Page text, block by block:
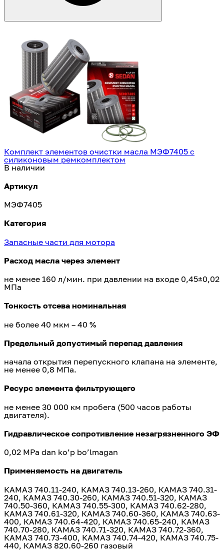
Комплект элементов очистки масла МЭФ7405 с
силиконовым ремкомплектом
В наличии
Артикул
МЭФ7405
Категория
Запасные части для мотора
Расход масла через элемент
не менее 160 л/мин. при давлении на входе 0,45±0,02
МПа
Тонкость отсева номинальная
не более 40 мкм – 40 %
Предельный допустимый перепад давления
начала открытия перепускного клапана на элементе,
не менее 0,8 МПа.
Ресурс элемента фильтрующего
не менее 30 000 км пробега (500 часов работы
двигателя).
Гидравлическое сопротивление незагрязненного ЭФ
0,02 MPa dan ko’p bo’lmagan
Применяемость на двигатель
КАМАЗ 740.11-240, КАМАЗ 740.13-260, КАМАЗ 740.31-
240, КАМАЗ 740.30-260, КАМАЗ 740.51-320, КАМАЗ
740.50-360, КАМАЗ 740.55-300, КАМАЗ 740.62-280,
КАМАЗ 740.61-320, КАМАЗ 740.60-360, КАМАЗ 740.63-
400, КАМАЗ 740.64-420, КАМАЗ 740.65-240, КАМАЗ
740.70-280, КАМАЗ 740.71-320, КАМАЗ 740.72-360,
КАМАЗ 740.73-400, КАМАЗ 740.74-420, КАМАЗ 740.75-
440, КАМАЗ 820.60-260 газовый